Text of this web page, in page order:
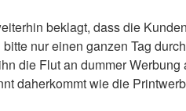
beklagt, dass die
nur einen ganzen Tag
die Flut an dummer
daherkommt wie die